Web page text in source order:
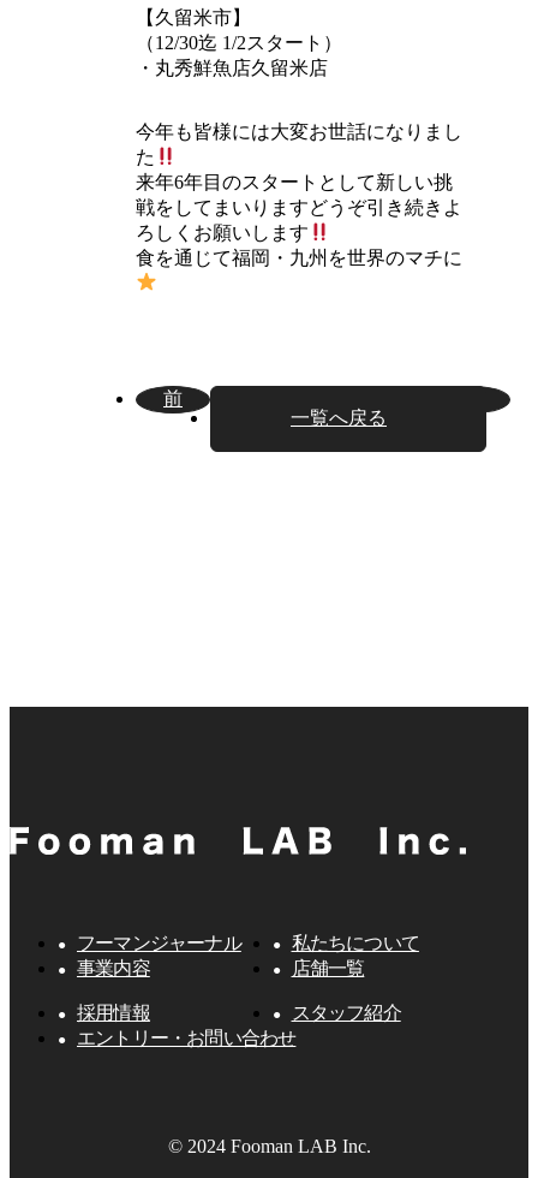
【久留米市】
（12/30迄 1/2スタート）
・丸秀鮮魚店久留米店
今年も皆様には大変お世話になりまし
た
来年6年目のスタートとして新しい挑
戦をしてまいりますどうぞ引き続きよ
ろしくお願いします
食を通じて福岡・九州を世界のマチに
前
一覧へ戻る
フーマンジャーナル
私たちについて
事業内容
店舗一覧
採用情報
スタッフ紹介
エントリー・お問い合わせ
© 2024 Fooman LAB Inc.